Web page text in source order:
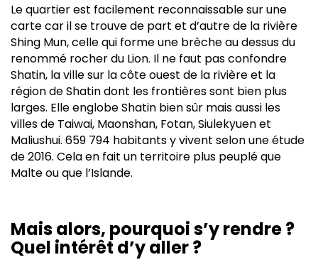
Le quartier est facilement reconnaissable sur une
carte car il se trouve de part et d’autre de la rivière
Shing Mun, celle qui forme une brèche au dessus du
renommé rocher du Lion. Il ne faut pas confondre
Shatin, la ville sur la côte ouest de la rivière et la
région de Shatin dont les frontières sont bien plus
larges. Elle englobe Shatin bien sûr mais aussi les
villes de Taiwai, Maonshan, Fotan, Siulekyuen et
Maliushui. 659 794 habitants y vivent selon une étude
de 2016. Cela en fait un territoire plus peuplé que
Malte ou que l’Islande.
Mais alors, pourquoi s’y rendre ?
Quel intérêt d’y aller ?